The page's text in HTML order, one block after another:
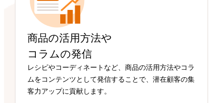
商品の活用方法や
コラムの発信
レシピやコーディネートなど、商品の活用方法やコラ
ムをコンテンツとして発信することで、潜在顧客の集
客力アップに貢献します。